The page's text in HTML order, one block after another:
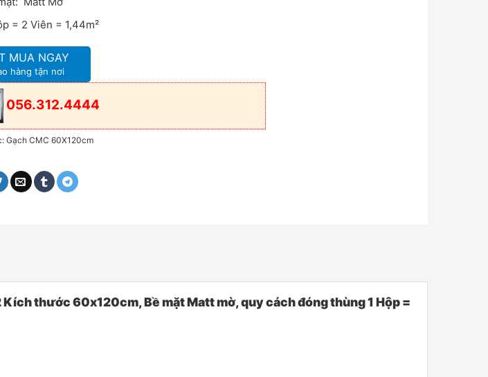
= 2 Viên = 1,44m²
MUA NGAY
hàng tận nơi
056.312.4444
Gạch CMC 60X120cm
thước 60x120cm, Bề mặt Matt mờ, quy cách đóng thùng 1 Hộp =